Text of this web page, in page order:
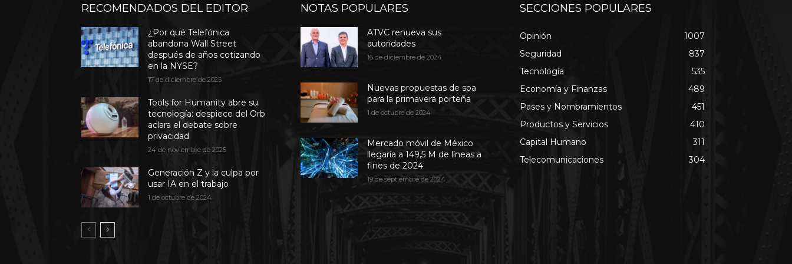
RECOMENDADOS DEL EDITOR
¿Por qué Telefónica
abandona Wall Street
después de años cotizando
en la NYSE?
17 de diciembre de 2025
Tools for Humanity abre su
tecnología: despiece del Orb
aclara el debate sobre
privacidad
24 de noviembre de 2025
Generación Z y la culpa por
usar IA en el trabajo
1 de octubre de 2024
NOTAS POPULARES
ATVC renueva sus
autoridades
16 de diciembre de 2024
Nuevas propuestas de spa
para la primavera porteña
1 de octubre de 2024
Mercado móvil de México
llegaría a 149,5 M de líneas a
fines de 2024
19 de septiembre de 2024
SECCIONES POPULARES
Opinión
1007
Seguridad
837
Tecnología
535
Economía y Finanzas
489
Pases y Nombramientos
451
Productos y Servicios
410
Capital Humano
311
Telecomunicaciones
304